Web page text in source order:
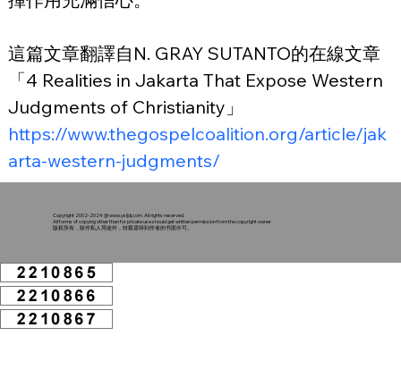
這篇文章翻譯自N. GRAY SUTANTO的在線文章
「4 Realities in Jakarta That Expose Western
Judgments of Christianity」
https://www.thegospelcoalition.org/article/jak
arta-western-judgments/
Copyright 2002-2024 @www.ysljdj.com. All rights reserved.
All forms of copying other than for private use should get written permission from the copyright owner
版权所有，除作私人用途外，转载需得到作者的书面许可。